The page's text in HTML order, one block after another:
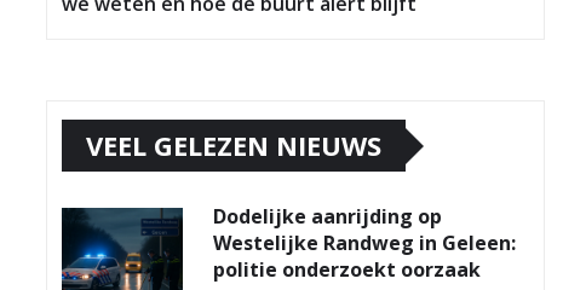
VEEL GELEZEN NIEUWS
Dodelijke aanrijding op
Westelijke Randweg in Geleen:
politie onderzoekt oorzaak